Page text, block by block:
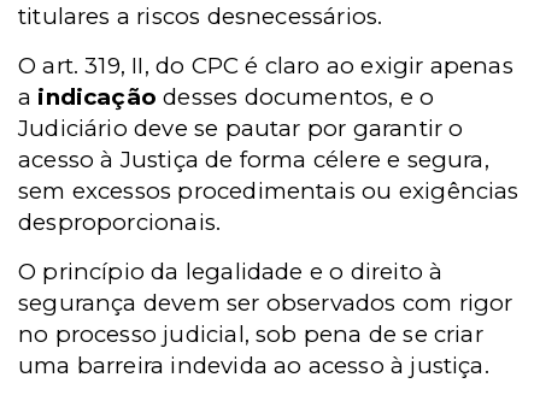
titulares a riscos desnecessários.
O art. 319, II, do CPC é claro ao exigir apenas
a indicaçãodesses documentos, e o
Judiciário deve se pautar por garantir o
acesso à Justiça de forma célere e segura,
sem excessos procedimentais ou exigências
desproporcionais.
O princípio da legalidade e o direito à
segurança devem ser observados com rigor
no processo judicial, sob pena de se criar
uma barreira indevida ao acesso à justiça.